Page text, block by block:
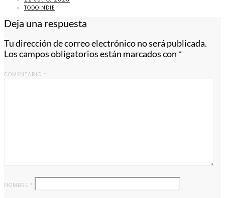
TODOINDIE
Deja una respuesta
Tu dirección de correo electrónico no será publicada.
Los campos obligatorios están marcados con *
COMENTARIO *
NOMBRE *